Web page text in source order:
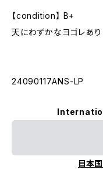
【condition】 B+
天にわずかなヨゴレあり
24090117ANS-LP
日本